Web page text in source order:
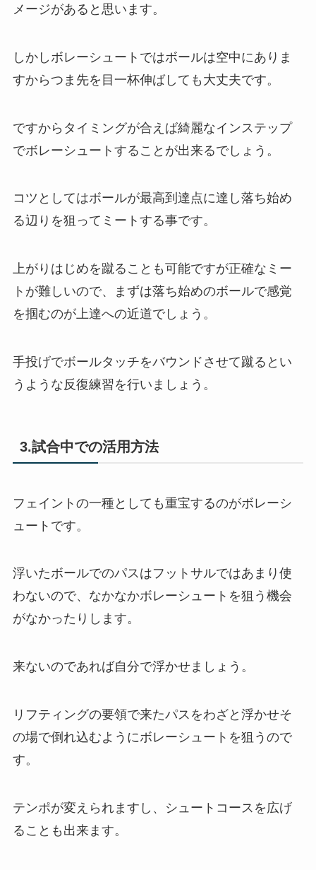
メージがあると思います。
しかしボレーシュートではボールは空中にありま
すからつま先を目一杯伸ばしても大丈夫です。
ですからタイミングが合えば綺麗なインステップ
でボレーシュートすることが出来るでしょう。
コツとしてはボールが最高到達点に達し落ち始め
る辺りを狙ってミートする事です。
上がりはじめを蹴ることも可能ですが正確なミー
トが難しいので、まずは落ち始めのボールで感覚
を掴むのが上達への近道でしょう。
手投げでボールタッチをバウンドさせて蹴るとい
うような反復練習を行いましょう。
3.試合中での活用方法
フェイントの一種としても重宝するのがボレーシ
ュートです。
浮いたボールでのパスはフットサルではあまり使
わないので、なかなかボレーシュートを狙う機会
がなかったりします。
来ないのであれば自分で浮かせましょう。
リフティングの要領で来たパスをわざと浮かせそ
の場で倒れ込むようにボレーシュートを狙うので
す。
テンポが変えられますし、シュートコースを広げ
ることも出来ます。